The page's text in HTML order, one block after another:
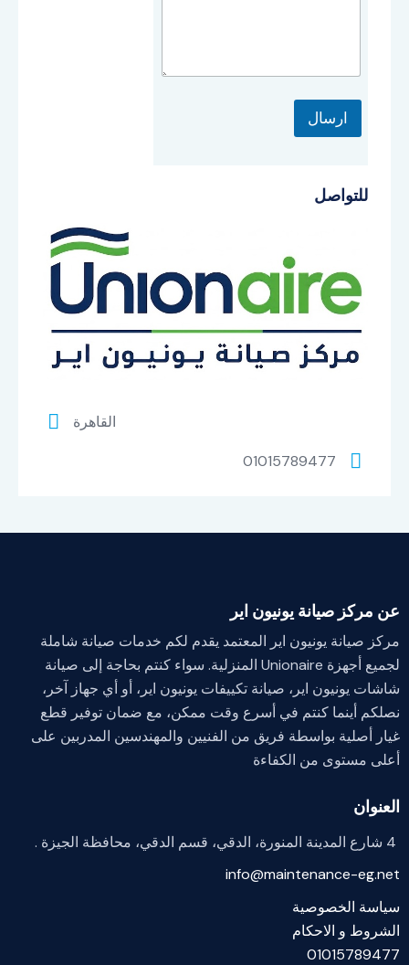
ا
ل
ارسال
للتواصل
القاهرة
01015789477
عن مركز صيانة يونيون اير
مركز صيانة يونيون اير المعتمد يقدم لكم خدمات صيانة شاملة
لجميع أجهزة Unionaire المنزلية. سواء كنتم بحاجة إلى صيانة
شاشات يونيون اير، صيانة تكييفات يونيون اير، أو أي جهاز آخر،
نصلكم أينما كنتم في أسرع وقت ممكن، مع ضمان توفير قطع
غيار أصلية بواسطة فريق من الفنيين والمهندسين المدربين على
أعلى مستوى من الكفاءة
العنوان
info@maintenance-eg.net
سياسة الخصوصية
الشروط و الاحكام
01015789477